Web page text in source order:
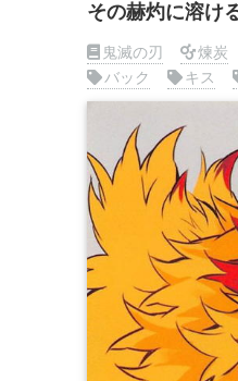
その赫灼に溶け
鬼滅の刃 煉炭
バック
キス